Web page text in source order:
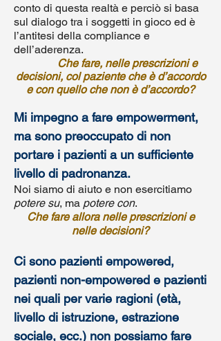
conto di questa realtà e perciò si basa
sul dialogo tra i soggetti in gioco ed è
l’antitesi della compliance e
dell’aderenza.
Che fare, nelle prescrizioni e
decisioni, col paziente che è d’accordo
e con quello che non è d’accordo?
Mi impegno a fare empowerment,
ma sono preoccupato di non
portare i pazienti a un sufficiente
livello di padronanza.
Noi siamo di aiuto e non esercitiamo
potere su, ma potere con.
Che fare allora nelle prescrizioni e
nelle decisioni?
Ci sono pazienti empowered,
pazienti non-empowered e pazienti
nei quali per varie ragioni (età,
livello di istruzione, estrazione
sociale, ecc.) non ­possiamo fare